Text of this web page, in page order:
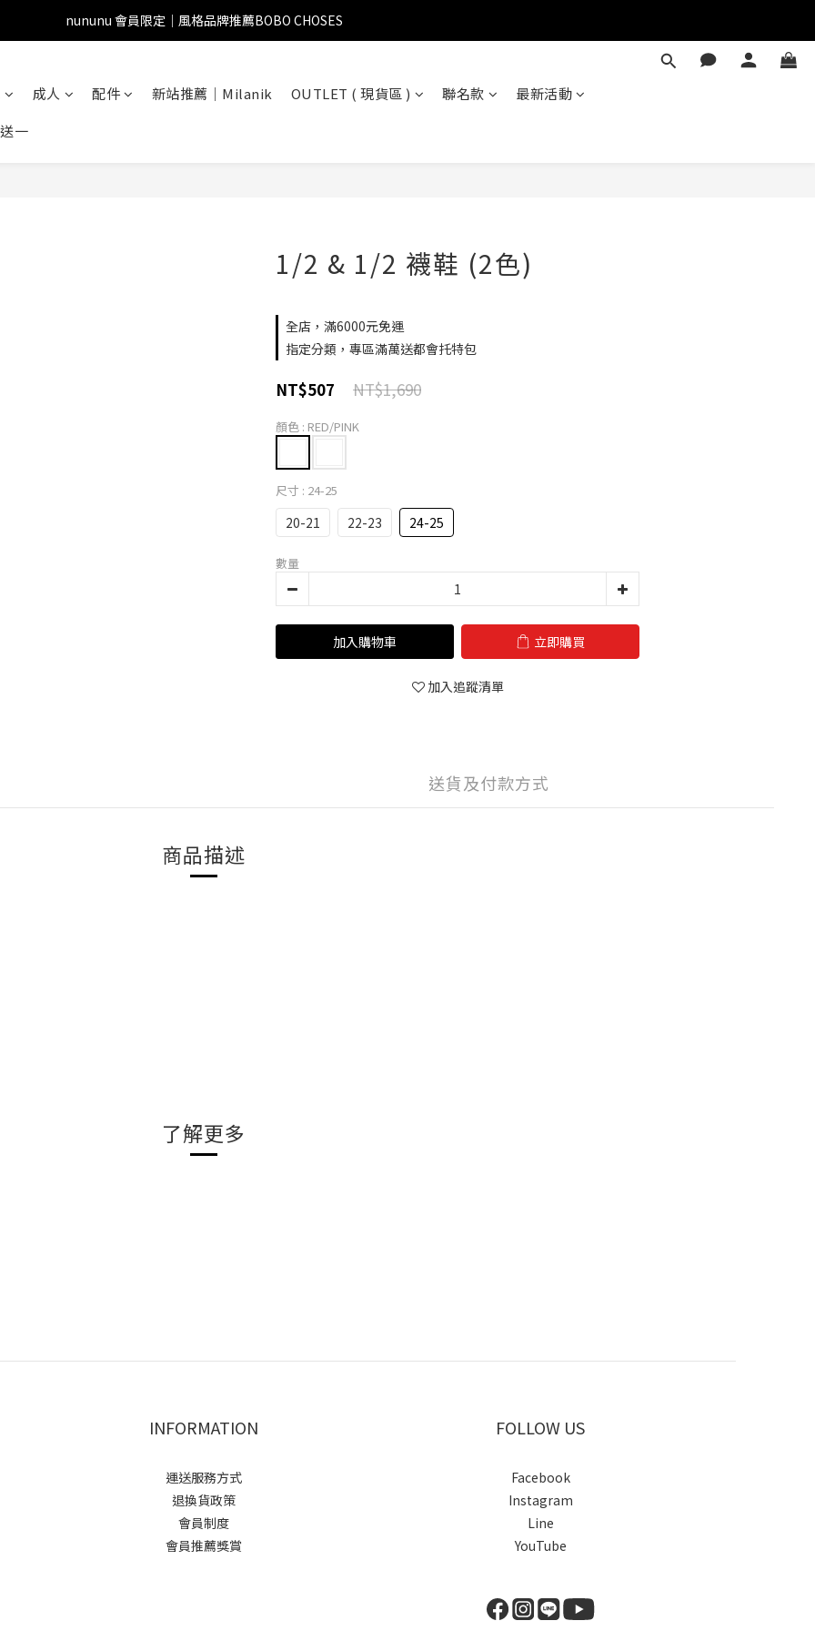
nununu 會員限定｜風格品牌推薦BOBO CHOSES
成人 配件 新站推薦｜Milanik OUTLET ( 現貨區 ) 聯名款
最新活動
一
1/2 & 1/2 襪鞋 (2色)
全店，滿6000元免運
指定分類，專區滿萬送都會托特包
NT$1,690
NT$507
顏色 : RED/PINK
尺寸 : 24-25
20-21 22-23 24-25
數量
加入購物車 立即購買
加入追蹤清單
送貨及付款方式
商品描述
了解更多
INFORMATION
運送服務方式
退換貨政策
會員制度
會員推薦獎賞
FOLLOW US
Facebook
Instagram
Line
YouTube